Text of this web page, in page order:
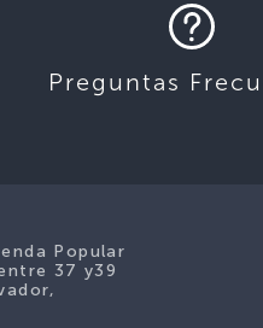
Preguntas
Popular
37 y39